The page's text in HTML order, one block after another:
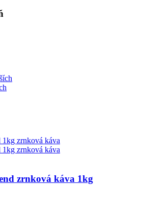
zrnková káva 1kg